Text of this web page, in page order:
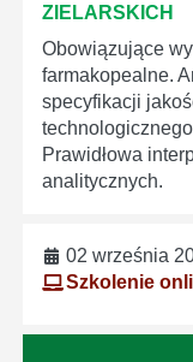
ZIELARSKICH
Obowiązujące
farmakopealne.
specyfikacji
Prawidłowa
analitycznych.
02 września
Szkolenie